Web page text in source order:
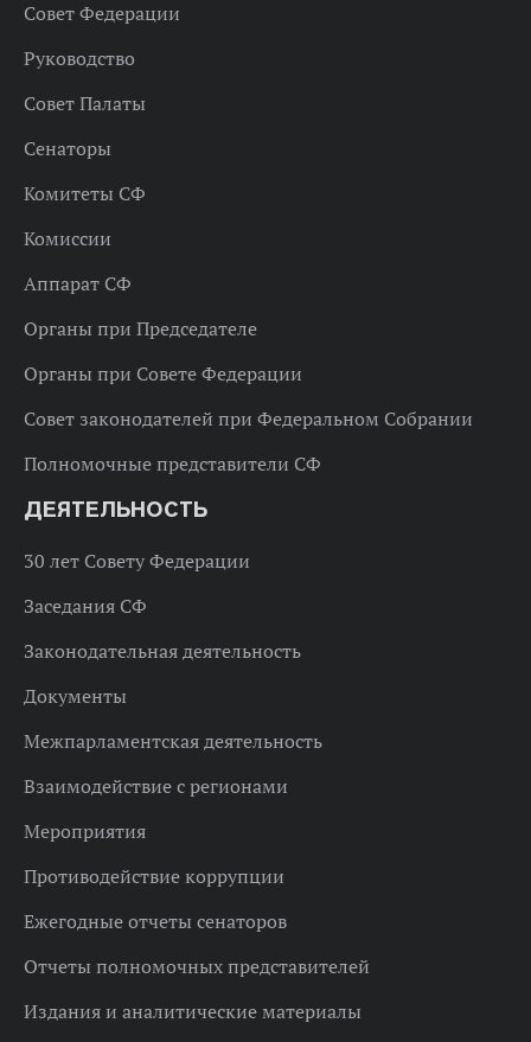
Совет Федерации
Руководство
Совет Палаты
Сенаторы
Комитеты СФ
Комиссии
Аппарат СФ
Органы при Председателе
Органы при Совете Федерации
Совет законодателей при Федеральном Собрании
Полномочные представители СФ
ДЕЯТЕЛЬНОСТЬ
30 лет Совету Федерации
Заседания СФ
Законодательная деятельность
Документы
Межпарламентская деятельность
Взаимодействие с регионами
Мероприятия
Противодействие коррупции
Ежегодные отчеты сенаторов
Отчеты полномочных представителей
Издания и аналитические материалы